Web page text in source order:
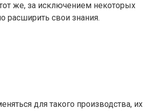
же, за исключением некоторых
расширить свои знания.
для такого производства, их